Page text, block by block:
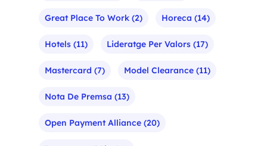
Great Place To Work (2) Horeca (14)
Hotels (11) Lideratge Per Valors (17)
Mastercard (7) Model Clearance (11)
Nota De Premsa (13)
Open Payment Alliance (20)